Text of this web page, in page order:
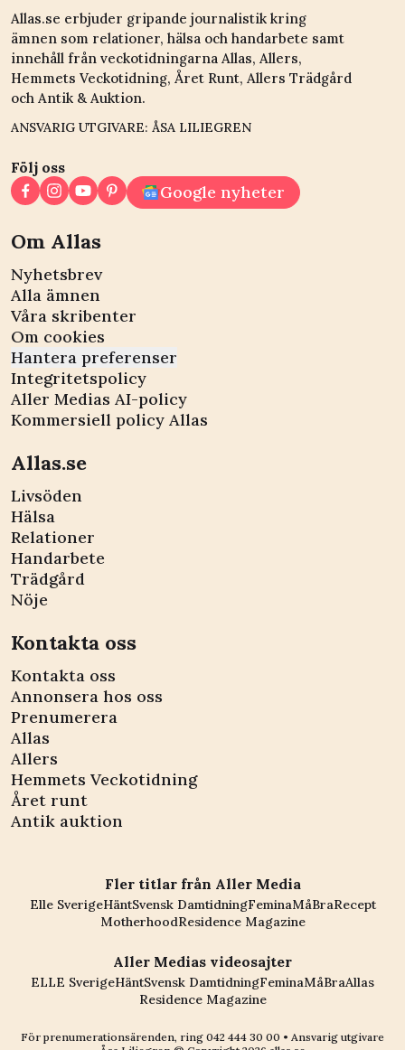
Allas.se erbjuder gripande journalistik kring
ämnen som relationer, hälsa och handarbete samt
innehåll från veckotidningarna Allas, Allers,
Hemmets Veckotidning, Året Runt, Allers Trädgård
och Antik & Auktion.
ANSVARIG UTGIVARE: ÅSA LILIEGREN
Följ oss
Google nyheter
Om Allas
Nyhetsbrev
Alla ämnen
Våra skribenter
Om cookies
Hantera preferenser
Integritetspolicy
Aller Medias AI-policy
Kommersiell policy Allas
Allas.se
Livsöden
Hälsa
Relationer
Handarbete
Trädgård
Nöje
Kontakta oss
Kontakta oss
Annonsera hos oss
Prenumerera
Allas
Allers
Hemmets Veckotidning
Året runt
Antik auktion
Fler titlar från Aller Media
Elle SverigeHäntSvensk DamtidningFeminaMåBraRecept
MotherhoodResidence Magazine
Aller Medias videosajter
ELLE SverigeHäntSvensk DamtidningFeminaMåBraAllas
Residence Magazine
För prenumerationsärenden, ring 042 444 30 00 • Ansvarig utgivare